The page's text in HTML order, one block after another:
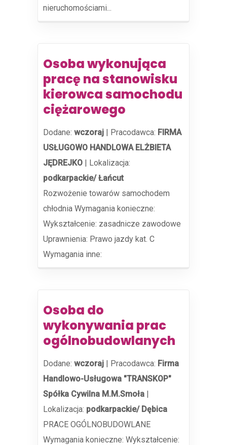
nieruchomościami...
Osoba wykonująca
pracę na stanowisku
kierowca samochodu
ciężarowego
Dodane: wczoraj | Pracodawca: FIRMA
USŁUGOWO HANDLOWA ELŻBIETA
JĘDREJKO | Lokalizacja:
podkarpackie/ Łańcut
Rozwożenie towarów samochodem
chłodnia Wymagania konieczne:
Wykształcenie: zasadnicze zawodowe
Uprawnienia: Prawo jazdy kat. C
Wymagania inne:
Osoba do
wykonywania prac
ogólnobudowlanych
Dodane: wczoraj | Pracodawca: Firma
Handlowo-Usługowa "TRANSKOP"
Spółka Cywilna M.M.Smoła |
Lokalizacja: podkarpackie/ Dębica
PRACE OGÓLNOBUDOWLANE
Wymagania konieczne: Wykształcenie: